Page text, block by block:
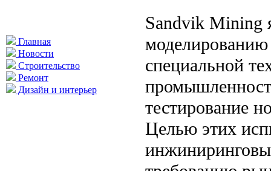
Главная
Новости
Строительство
Ремонт
Дизайн и интерьер
Sandvik Mining
специальной
тестирование
Целью этих